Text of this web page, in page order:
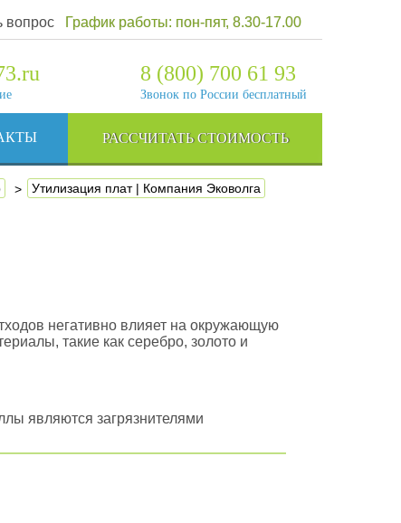
вопрос График работы: пон-пят, 8.30-17.00
8 (800) 700 61 93
Звонок по России бесплатный
РАССЧИТАТЬ СТОИМОСТЬ
Утилизация плат | Компания Эковолга
негативно влияет на окружающую
такие как серебро, золото и
являются загрязнителями